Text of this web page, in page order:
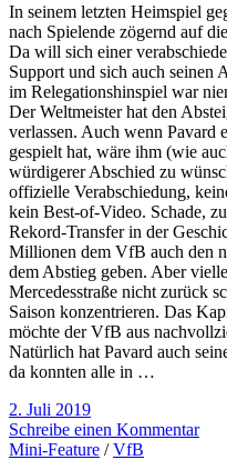
In seinem letzten Heimspiel
nach Spielende zögernd auf
Da will sich einer
Support und sich auch seinen
im Relegationshinspiel war
Der Weltmeister hat den
verlassen. Auch wenn Pavard
gespielt hat, wäre ihm (wie
würdigerer Abschied zu
offizielle Verabschiedung,
kein Best-of-Video. Schade,
Rekord-Transfer in der
Millionen dem VfB auch den
dem Abstieg geben. Aber
Mercedesstraße nicht zurück
Saison konzentrieren. Das
möchte der VfB aus
Natürlich hat Pavard auch
da konnten alle in …
2. Juli 2019
Schreibe einen Kommentar
Mini-Feature /VfB